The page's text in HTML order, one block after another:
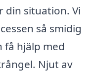
din situation. Vi
så smidig
få hjälp med
Njut av